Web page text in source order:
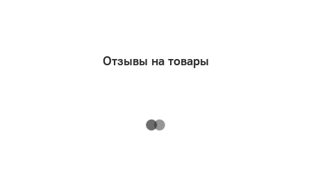
Отзывы на товары